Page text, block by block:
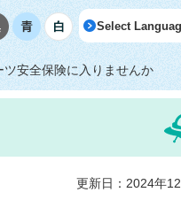
Select
ツ安全保険に入りませんか
更新日：2024年